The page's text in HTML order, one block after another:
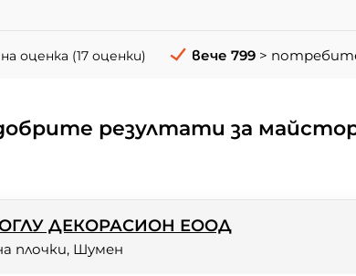
оценка (17 оценки) вече 799 >
резултати за
ДЕКОРАСИОН ЕООД
плочки, Шумен